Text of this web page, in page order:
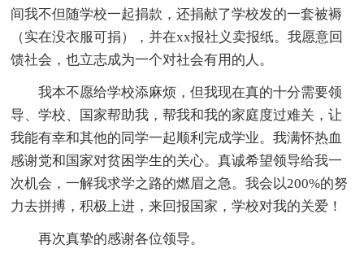
间我不但随学校一起捐款，还捐献了学校发的一套被褥
（实在没衣服可捐），并在xx报社义卖报纸。我愿意回
馈社会，也立志成为一个对社会有用的人。
我本不愿给学校添麻烦，但我现在真的十分需要领
导、学校、国家帮助我，帮我和我的家庭度过难关，让
我能有幸和其他的同学一起顺利完成学业。我满怀热血
感谢党和国家对贫困学生的关心。真诚希望领导给我一
次机会，一解我求学之路的燃眉之急。我会以200%的努
力去拼搏，积极上进，来回报国家，学校对我的关爱！
再次真挚的感谢各位领导。